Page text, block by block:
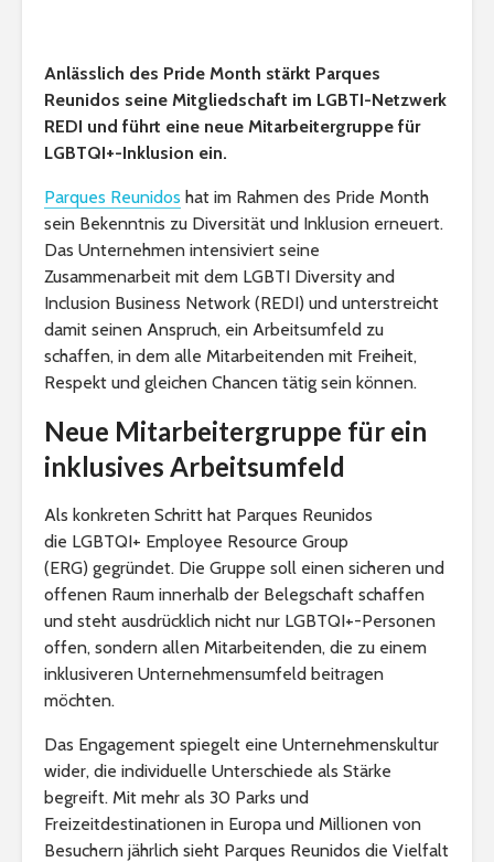
Anlässlich des Pride Month stärkt Parques
Reunidos seine Mitgliedschaft im LGBTI-Netzwerk
REDI und führt eine neue Mitarbeitergruppe für
LGBTQI+-Inklusion ein.
Parques Reunidos hat im Rahmen des Pride Month
sein Bekenntnis zu Diversität und Inklusion erneuert.
Das Unternehmen intensiviert seine
Zusammenarbeit mit dem LGBTI Diversity and
Inclusion Business Network (REDI) und unterstreicht
damit seinen Anspruch, ein Arbeitsumfeld zu
schaffen, in dem alle Mitarbeitenden mit Freiheit,
Respekt und gleichen Chancen tätig sein können.
Neue Mitarbeitergruppe für ein
inklusives Arbeitsumfeld
Als konkreten Schritt hat Parques Reunidos
die LGBTQI+ Employee Resource Group
(ERG) gegründet. Die Gruppe soll einen sicheren und
offenen Raum innerhalb der Belegschaft schaffen
und steht ausdrücklich nicht nur LGBTQI+-Personen
offen, sondern allen Mitarbeitenden, die zu einem
inklusiveren Unternehmensumfeld beitragen
möchten.
Das Engagement spiegelt eine Unternehmenskultur
wider, die individuelle Unterschiede als Stärke
begreift. Mit mehr als 30 Parks und
Freizeitdestinationen in Europa und Millionen von
Besuchern jährlich sieht Parques Reunidos die Vielfalt